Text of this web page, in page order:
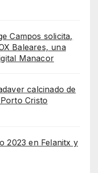
Campos solicita,
Baleares, una
Manacor
calcinado de
Cristo
2023 en Felanitx y